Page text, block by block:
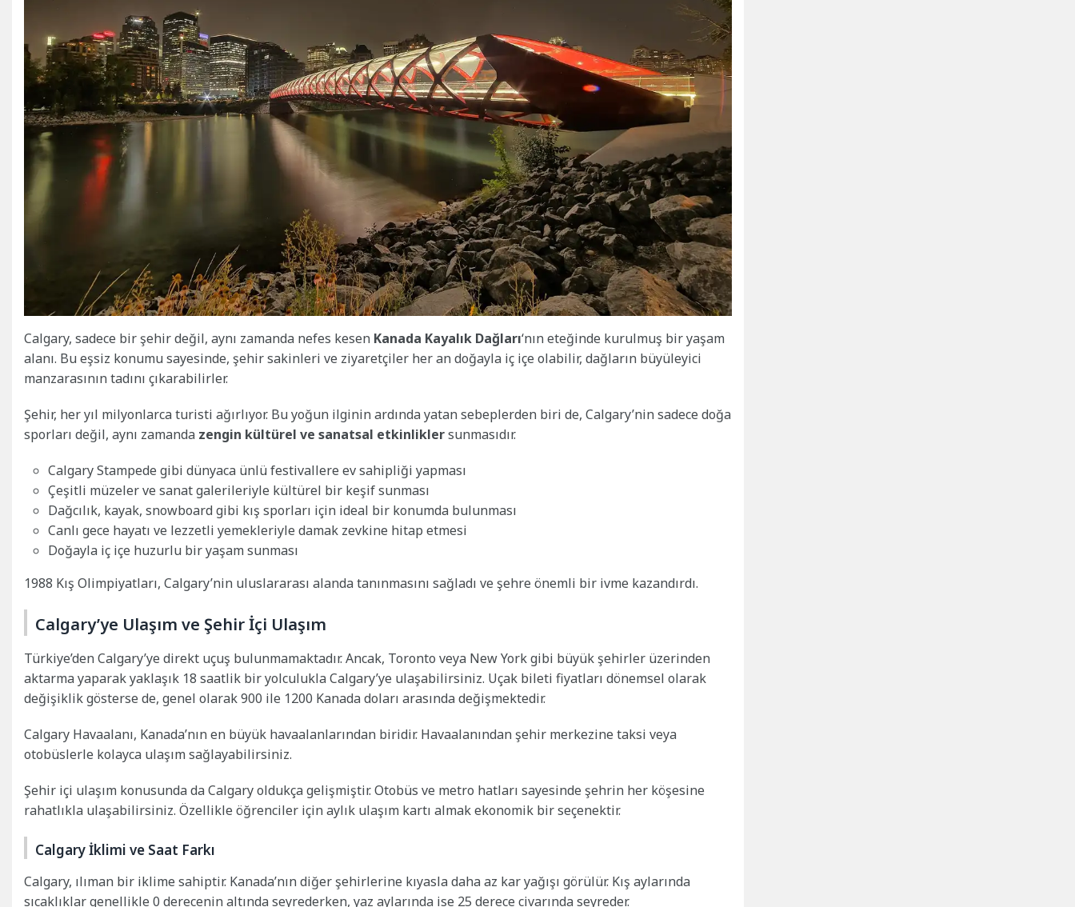
Calgary, sadece bir şehir değil, aynı zamanda nefes kesen Kanada Kayalık Dağları‘nın eteğinde kurulmuş bir yaşam
alanı. Bu eşsiz konumu sayesinde, şehir sakinleri ve ziyaretçiler her an doğayla iç içe olabilir, dağların büyüleyici
manzarasının tadını çıkarabilirler.
Şehir, her yıl milyonlarca turisti ağırlıyor. Bu yoğun ilginin ardında yatan sebeplerden biri de, Calgary’nin sadece doğa
sporları değil, aynı zamanda zengin kültürel ve sanatsal etkinliklersunmasıdır.
Calgary Stampede gibi dünyaca ünlü festivallere ev sahipliği yapması
Çeşitli müzeler ve sanat galerileriyle kültürel bir keşif sunması
Dağcılık, kayak, snowboard gibi kış sporları için ideal bir konumda bulunması
Canlı gece hayatı ve lezzetli yemekleriyle damak zevkine hitap etmesi
Doğayla iç içe huzurlu bir yaşam sunması
1988 Kış Olimpiyatları, Calgary’nin uluslararası alanda tanınmasını sağladı ve şehre önemli bir ivme kazandırdı.
Calgary’ye Ulaşım ve Şehir İçi Ulaşım
Türkiye’den Calgary’ye direkt uçuş bulunmamaktadır. Ancak, Toronto veya New York gibi büyük şehirler üzerinden
aktarma yaparak yaklaşık 18 saatlik bir yolculukla Calgary’ye ulaşabilirsiniz. Uçak bileti fiyatları dönemsel olarak
değişiklik gösterse de, genel olarak 900 ile 1200 Kanada doları arasında değişmektedir.
Calgary Havaalanı, Kanada’nın en büyük havaalanlarından biridir. Havaalanından şehir merkezine taksi veya
otobüslerle kolayca ulaşım sağlayabilirsiniz.
Şehir içi ulaşım konusunda da Calgary oldukça gelişmiştir. Otobüs ve metro hatları sayesinde şehrin her köşesine
rahatlıkla ulaşabilirsiniz. Özellikle öğrenciler için aylık ulaşım kartı almak ekonomik bir seçenektir.
Calgary İklimi ve Saat Farkı
Calgary, ılıman bir iklime sahiptir. Kanada’nın diğer şehirlerine kıyasla daha az kar yağışı görülür. Kış aylarında
sıcaklıklar genellikle 0 derecenin altında seyrederken, yaz aylarında ise 25 derece civarında seyreder.